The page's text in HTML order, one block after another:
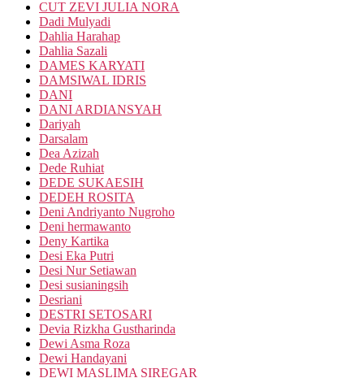
CUT ZEVI JULIA NORA
Dadi Mulyadi
Dahlia Harahap
Dahlia Sazali
DAMES KARYATI
DAMSIWAL IDRIS
DANI
DANI ARDIANSYAH
Dariyah
Darsalam
Dea Azizah
Dede Ruhiat
DEDE SUKAESIH
DEDEH ROSITA
Deni Andriyanto Nugroho
Deni hermawanto
Deny Kartika
Desi Eka Putri
Desi Nur Setiawan
Desi susianingsih
Desriani
DESTRI SETOSARI
Devia Rizkha Gustharinda
Dewi Asma Roza
Dewi Handayani
DEWI MASLIMA SIREGAR